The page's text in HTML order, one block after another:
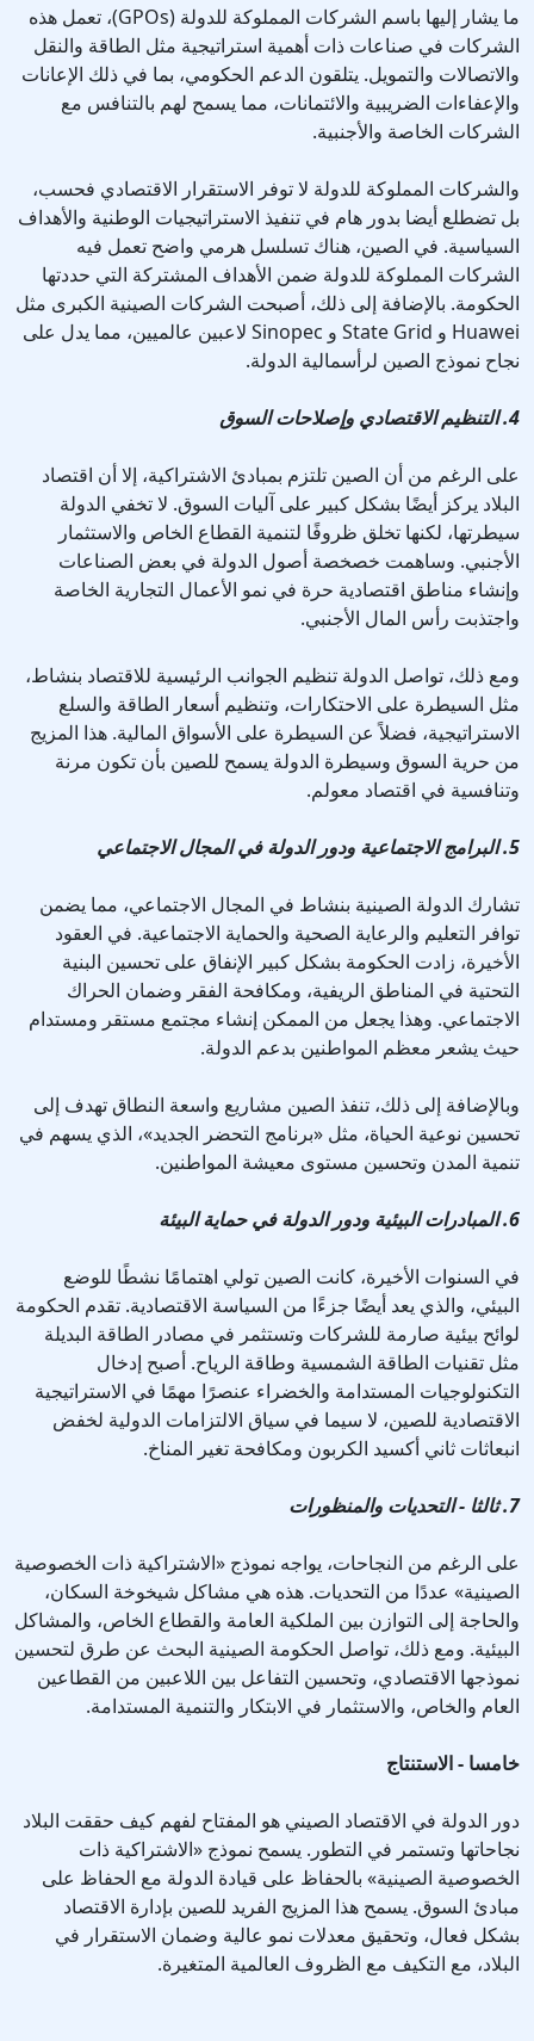
ما يشار إليها باسم الشركات المملوكة للدولة (GPOs)، تعمل هذه
الشركات في صناعات ذات أهمية استراتيجية مثل الطاقة والنقل
والاتصالات والتمويل. يتلقون الدعم الحكومي، بما في ذلك الإعانات
والإعفاءات الضريبية والائتمانات، مما يسمح لهم بالتنافس مع
الشركات الخاصة والأجنبية.
والشركات المملوكة للدولة لا توفر الاستقرار الاقتصادي فحسب،
بل تضطلع أيضا بدور هام في تنفيذ الاستراتيجيات الوطنية والأهداف
السياسية. في الصين، هناك تسلسل هرمي واضح تعمل فيه
الشركات المملوكة للدولة ضمن الأهداف المشتركة التي حددتها
الحكومة. بالإضافة إلى ذلك، أصبحت الشركات الصينية الكبرى مثل
Huawei و State Grid و Sinopec لاعبين عالميين، مما يدل على
نجاح نموذج الصين لرأسمالية الدولة.
4. التنظيم الاقتصادي وإصلاحات السوق
على الرغم من أن الصين تلتزم بمبادئ الاشتراكية، إلا أن اقتصاد
البلاد يركز أيضًا بشكل كبير على آليات السوق. لا تخفي الدولة
سيطرتها، لكنها تخلق ظروفًا لتنمية القطاع الخاص والاستثمار
الأجنبي. وساهمت خصخصة أصول الدولة في بعض الصناعات
وإنشاء مناطق اقتصادية حرة في نمو الأعمال التجارية الخاصة
واجتذبت رأس المال الأجنبي.
ومع ذلك، تواصل الدولة تنظيم الجوانب الرئيسية للاقتصاد بنشاط،
مثل السيطرة على الاحتكارات، وتنظيم أسعار الطاقة والسلع
الاستراتيجية، فضلاً عن السيطرة على الأسواق المالية. هذا المزيج
من حرية السوق وسيطرة الدولة يسمح للصين بأن تكون مرنة
وتنافسية في اقتصاد معولم.
5. البرامج الاجتماعية ودور الدولة في المجال الاجتماعي
تشارك الدولة الصينية بنشاط في المجال الاجتماعي، مما يضمن
توافر التعليم والرعاية الصحية والحماية الاجتماعية. في العقود
الأخيرة، زادت الحكومة بشكل كبير الإنفاق على تحسين البنية
التحتية في المناطق الريفية، ومكافحة الفقر وضمان الحراك
الاجتماعي. وهذا يجعل من الممكن إنشاء مجتمع مستقر ومستدام
حيث يشعر معظم المواطنين بدعم الدولة.
وبالإضافة إلى ذلك، تنفذ الصين مشاريع واسعة النطاق تهدف إلى
تحسين نوعية الحياة، مثل «برنامج التحضر الجديد»، الذي يسهم في
تنمية المدن وتحسين مستوى معيشة المواطنين.
6. المبادرات البيئية ودور الدولة في حماية البيئة
في السنوات الأخيرة، كانت الصين تولي اهتمامًا نشطًا للوضع
البيئي، والذي يعد أيضًا جزءًا من السياسة الاقتصادية. تقدم الحكومة
لوائح بيئية صارمة للشركات وتستثمر في مصادر الطاقة البديلة
مثل تقنيات الطاقة الشمسية وطاقة الرياح. أصبح إدخال
التكنولوجيات المستدامة والخضراء عنصرًا مهمًا في الاستراتيجية
الاقتصادية للصين، لا سيما في سياق الالتزامات الدولية لخفض
انبعاثات ثاني أكسيد الكربون ومكافحة تغير المناخ.
7. ثالثا - التحديات والمنظورات
على الرغم من النجاحات، يواجه نموذج «الاشتراكية ذات الخصوصية
الصينية» عددًا من التحديات. هذه هي مشاكل شيخوخة السكان،
والحاجة إلى التوازن بين الملكية العامة والقطاع الخاص، والمشاكل
البيئية. ومع ذلك، تواصل الحكومة الصينية البحث عن طرق لتحسين
نموذجها الاقتصادي، وتحسين التفاعل بين اللاعبين من القطاعين
العام والخاص، والاستثمار في الابتكار والتنمية المستدامة.
خامسا - الاستنتاج
دور الدولة في الاقتصاد الصيني هو المفتاح لفهم كيف حققت البلاد
نجاحاتها وتستمر في التطور. يسمح نموذج «الاشتراكية ذات
الخصوصية الصينية» بالحفاظ على قيادة الدولة مع الحفاظ على
مبادئ السوق. يسمح هذا المزيج الفريد للصين بإدارة الاقتصاد
بشكل فعال، وتحقيق معدلات نمو عالية وضمان الاستقرار في
البلاد، مع التكيف مع الظروف العالمية المتغيرة.